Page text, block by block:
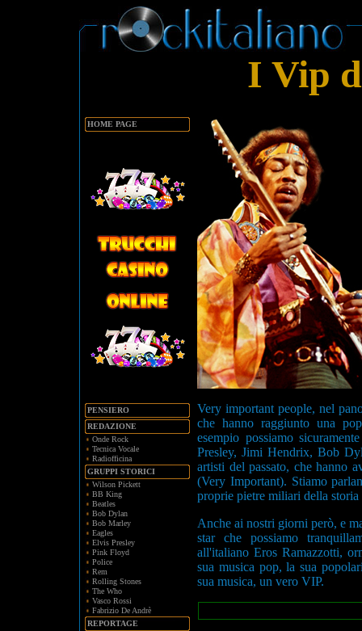
I Vip
HOME PAGE
PENSIERO
REDAZIONE
Onde Rock
Tecnica Vocale
Radiofficina
GRUPPI STORICI
Wilson Pickett
BB King
Beatles
Bob Dylan
Bob Marley
Eagles
Elvis Presley
Pink Floyd
Police
Rem
Rolling Stones
The Who
Vasco Rossi
Fabrizio De Andrè
REPORTAGE
Very important people, nel
che hanno raggiunto una
esempio possiamo
Presley, Jimi Hendrix, Bob
artisti del passato, che hanno
(Very Important). Stiamo
proprie pietre miliari della storia
Anche ai nostri giorni però, e
star che possiamo
all'italiano Eros Ramazzotti,
sua musica pop, la sua
sua musica, un vero VIP.